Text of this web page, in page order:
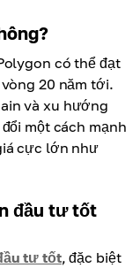
có thể đạt
20 năm tới.
và xu hướng
một cách mạnh
cực lớn như
đầu tư tốt
tư tốt, đặc biệt